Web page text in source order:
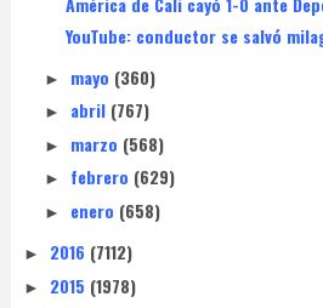
YouTube: conductor se salvó
► mayo (360)
► abril (767)
► marzo (568)
► febrero (629)
► enero (658)
► 2016 (7112)
► 2015 (1978)